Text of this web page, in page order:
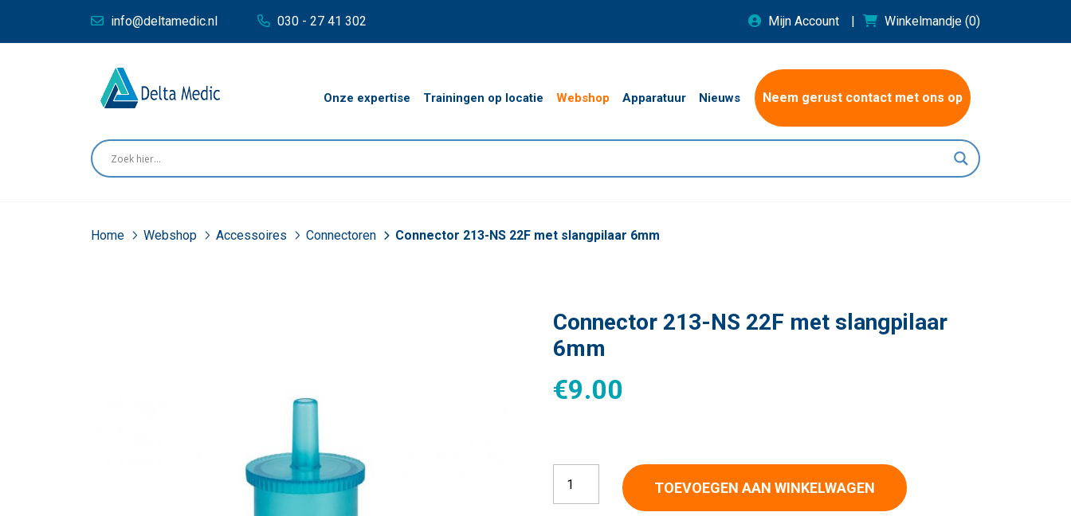
info@deltamedic.nl 030 - 27 41 302 Mijn Account Winkelmandje (0)
Onze expertise Trainingen op locatie Webshop Apparatuur Nieuws Neem gerust contact met ons op
Home Webshop Accessoires Connectoren Connector 213-NS 22F met slangpilaar 6mm
Connector 213-NS 22F met slangpilaar
6mm
€9.00
Connector 213-NS 22F met slangpilaar 6mm aantal
TOEVOEGEN AAN WINKELWAGEN